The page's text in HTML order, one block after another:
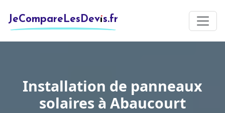
JeCompareLesDevis.fr
Installation de panneaux
solaires à Abaucourt